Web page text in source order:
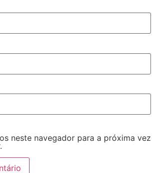
neste navegador para a próxima vez